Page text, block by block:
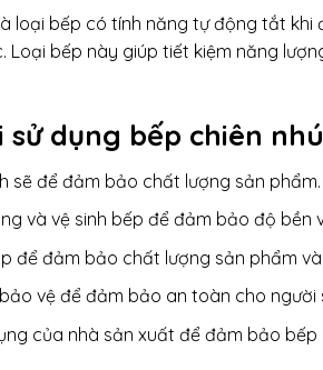
loại bếp có tính năng tự động tắt
Loại bếp này giúp tiết kiệm năng
sử dụng bếp chiên
sẽ để đảm bảo chất lượng sản phẩm.
và vệ sinh bếp để đảm bảo độ bền
để đảm bảo chất lượng sản phẩm
vệ để đảm bảo an toàn cho người
của nhà sản xuất để đảm bảo